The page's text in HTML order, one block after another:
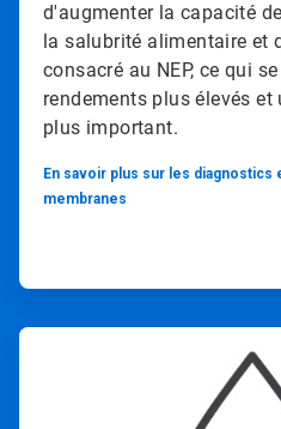
d'augmenter la capacité
la salubrité alimentaire et
consacré au NEP, ce qui
rendements plus élevés
plus important.
En savoir plus sur les
membranes
ArticleTile